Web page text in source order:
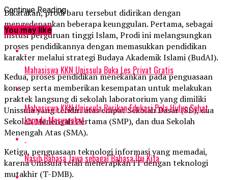
Dikatakan, prodi baru tersebut didirikan dengan
mengedepankan beberapa keunggulan. Pertama, sebagai
instusi perguruan tinggi Islam, Prodi ini melangsungkan
proses pendidikannya dengan memasukkan pendidikan
karakter melalui strategi Budaya Akademik Islami (BudAI).
Kedua, proses pendidikan menekankan pada penguasaan
konsep serta memberikan kesempatan untuk melakukan
praktek langsung di sekolah laboratorium yang dimiliki
Unissula yang teridiri atas empat Sekolah Dasar (SD), dua
Sekolah Menengah Pertama (SMP), dan dua Sekolah
Menengah Atas (SMA).
Ketiga, penguasaan teknologi informasi yang memadai,
karena Unissula telah menerapkan IT dengan teknologi
mutakhir (T-DMB).
Continue Reading
You may like
Mahasiswa KKN Unissula Buka Les Privat Gratis
Mahasiswa KKN Unissula Berikan Edukasi Pola Hidup Sehat
kepada Masyarakat
Nasib Bahasa Jawa sebagai Bahasa Ibu Kita